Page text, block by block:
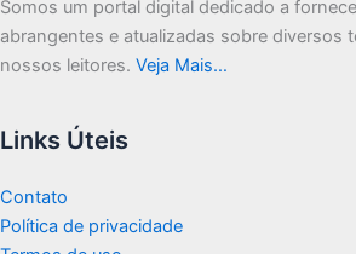
Somos um portal digital dedicado a
abrangentes e atualizadas sobre diversos
nossos leitores. Veja Mais…
Links Úteis
Contato
Política de privacidade